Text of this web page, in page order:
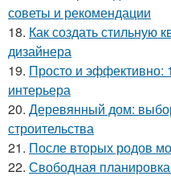
советы и рекомендации
18. Как создать стильную
дизайнера
19. Просто и эффективно:
интерьера
20. Деревянный дом:
строительства
21. После вторых родов
22. Свободная планировка